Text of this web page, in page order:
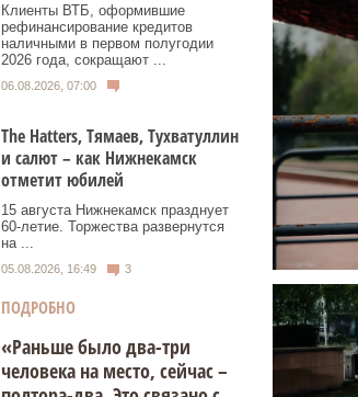
Клиенты ВТБ, оформившие
рефинансирование кредитов
наличными в первом полугодии
2026 года, сокращают ...
06.08.2026, 07:00
Тhe Нatters, Тямаев, Тухватуллин
и салют – как Нижнекамск
отметит юбилей
15 августа Нижнекамск празднует
60‑летие. Торжества развернутся
на ...
05.08.2026, 16:49 3
ПОДРОБНО
«Раньше было два-три
человека на место, сейчас –